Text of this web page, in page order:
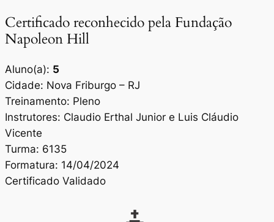
Certificado reconhecido pela Fundação
Napoleon Hill
Aluno(a): 5
Cidade: Nova Friburgo – RJ
Treinamento: Pleno
Instrutores: Claudio Erthal Junior e Luis Cláudio
Vicente
Turma: 6135
Formatura: 14/04/2024
Certificado Validado